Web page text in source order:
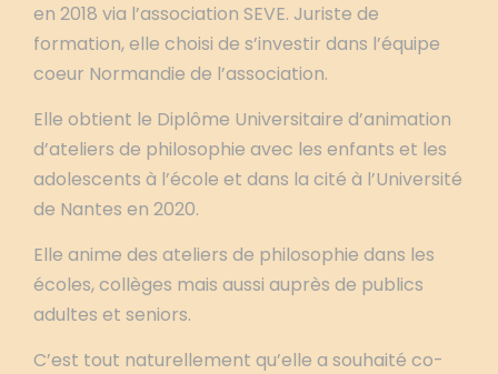
en 2018 via l’association SEVE. Juriste de
formation, elle choisi de s’investir dans l’équipe
coeur Normandie de l’association.
Elle obtient le Diplôme Universitaire d’animation
d’ateliers de philosophie avec les enfants et les
adolescents à l’école et dans la cité à l’Université
de Nantes en 2020.
Elle anime des ateliers de philosophie dans les
écoles, collèges mais aussi auprès de publics
adultes et seniors.
C’est tout naturellement qu’elle a souhaité co-